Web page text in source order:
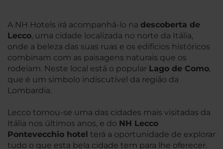
A NH Hotels irá acompanhá-lo na descoberta de
Lecco, uma cidade localizada no norte da Itália,
onde a beleza das suas ruas e os edifícios históricos
combinam com as paisagens naturais que os
rodeiam. Neste local está o popular Lago de Como,
que é um símbolo indiscutível da região da
Lombardia.
Lecco tornou-se uma das cidades mais visitadas da
Itália nos últimos anos, e do NH Lecco
Pontevecchio hotel terá a oportunidade de explorar
tudo o que esta bela cidade tem para lhe oferecer.